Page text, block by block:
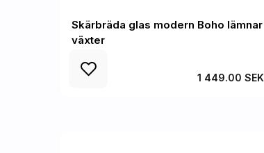
Skärbräda glas modern Boho lämnar
växter
1 449.00 SEK